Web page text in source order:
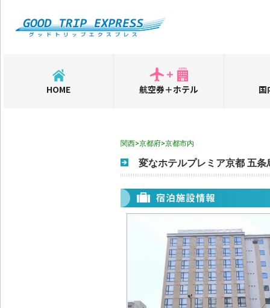
HOME 航空券＋ホテル 国
関西>京都府>京都市内
変なホテルプレミア京都 五条